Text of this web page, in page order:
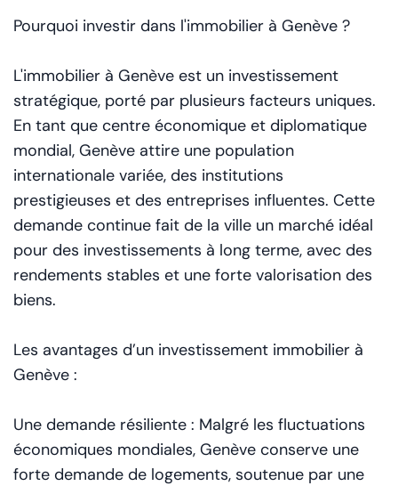
Pourquoi investir dans l'immobilier à Genève ?
L'immobilier à Genève est un investissement
stratégique, porté par plusieurs facteurs uniques.
En tant que centre économique et diplomatique
mondial, Genève attire une population
internationale variée, des institutions
prestigieuses et des entreprises influentes. Cette
demande continue fait de la ville un marché idéal
pour des investissements à long terme, avec des
rendements stables et une forte valorisation des
biens.
Les avantages d’un investissement immobilier à
Genève :
Une demande résiliente : Malgré les fluctuations
économiques mondiales, Genève conserve une
forte demande de logements, soutenue par une